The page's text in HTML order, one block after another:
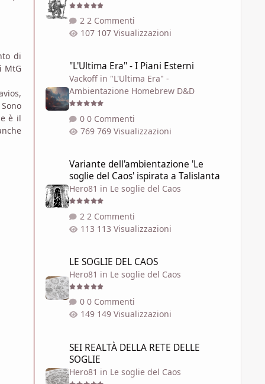
di
MtG
è il
2 Commenti
107 Visualizzazioni
"L'Ultima Era" - I Piani Esterni
Vackoffin "L'Ultima Era" -
Ambientazione Homebrew D&D
0 Commenti
769 Visualizzazioni
Variante dell'ambientazione 'Le
soglie del Caos' ispirata a Talislanta
Hero81 in Le soglie del Caos
2 Commenti
113 Visualizzazioni
LE SOGLIE DEL CAOS
Hero81 in Le soglie del Caos
0 Commenti
149 Visualizzazioni
SEI REALTÀ DELLA RETE DELLE
SOGLIE
Hero81 in Le soglie del Caos